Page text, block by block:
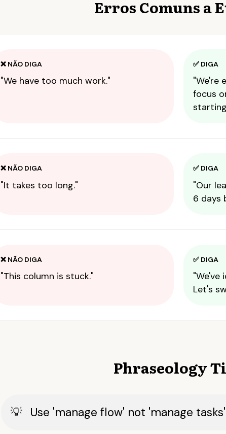
Erros Comuns a
❌ NÃO DIGA
"We have too much work."
✅ DIGA
"We're
focus
❌ NÃO DIGA
"It takes too long."
✅ DIGA
"Our
6 days
❌ NÃO DIGA
"This column is stuck."
✅ DIGA
"We've
Let's
Phraseology
Use 'manage flow' not 'manage tasks'